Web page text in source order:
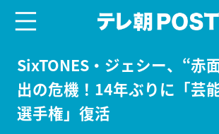
SixTONES・ジェシー、“赤
出の危機！14年ぶりに「芸
選手権」復活